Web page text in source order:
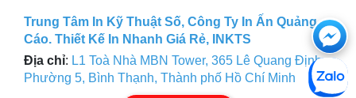
Trung Tâm In Kỹ Thuật Số, Công Ty In Ấn Quảng
Cáo. Thiết Kế In Nhanh Giá Rẻ, INKTS
Địa chỉ: L1 Toà Nhà MBN Tower, 365 Lê Quang Định,
Phường 5, Bình Thạnh, Thành phố Hồ Chí Minh
với